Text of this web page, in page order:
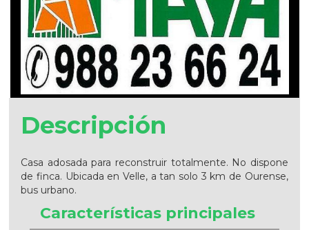
Descripción
Casa adosada para reconstruir totalmente. No dispone
de finca. Ubicada en Velle, a tan solo 3 km de Ourense,
bus urbano.
Características principales